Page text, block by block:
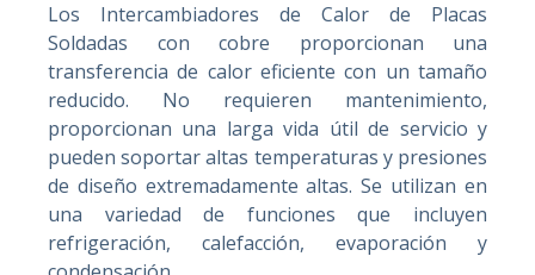
Los Intercambiadores de Calor de Placas
Soldadas con cobre proporcionan una
transferencia de calor eficiente con un tamaño
reducido. No requieren mantenimiento,
proporcionan una larga vida útil de servicio y
pueden soportar altas temperaturas y presiones
de diseño extremadamente altas. Se utilizan en
una variedad de funciones que incluyen
refrigeración, calefacción, evaporación y